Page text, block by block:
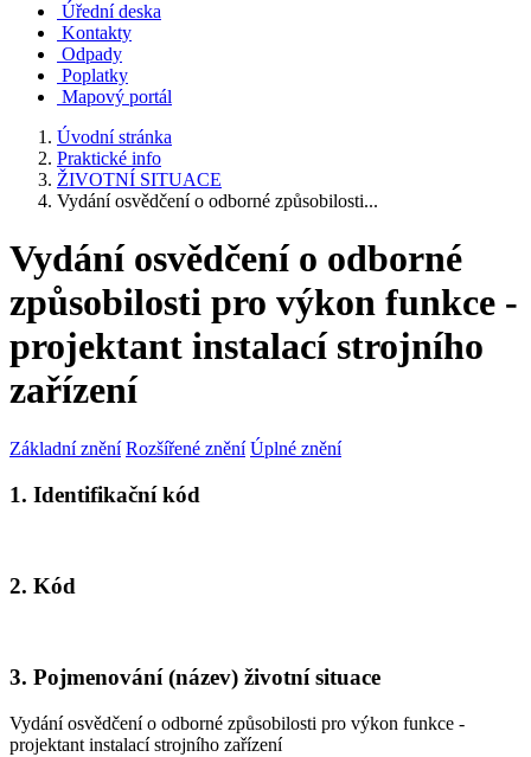
Úřední deska
Kontakty
Odpady
Poplatky
Mapový portál
Úvodní stránka
Praktické info
ŽIVOTNÍ SITUACE
Vydání osvědčení o odborné způsobilosti...
Vydání osvědčení o odborné
způsobilosti pro výkon funkce -
projektant instalací strojního
zařízení
Základní znění Rozšířené znění Úplné znění
1. Identifikační kód
2. Kód
3. Pojmenování (název) životní situace
Vydání osvědčení o odborné způsobilosti pro výkon funkce -
projektant instalací strojního zařízení